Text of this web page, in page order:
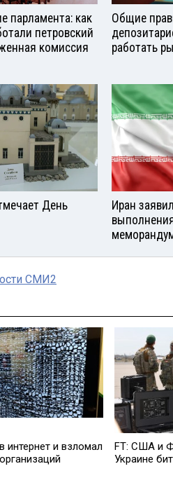
парламента: как
петровский
комиссия
Общие
работать
День
Иран
СМИ2
интернет и взломал
FT: США и
Украине